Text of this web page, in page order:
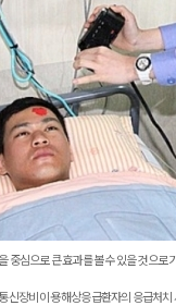
심으로 큰 효과를 볼 수 있을 것으로
신장비 이용 해상응급환자의 응급처